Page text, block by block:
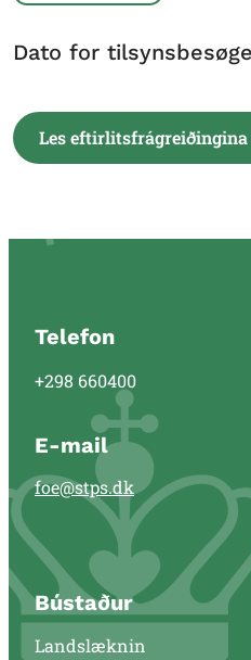
Dato for
Les eftirlitsfrágreiðingina
Telefon
+298 660400
E-mail
foe@stps.dk
Bústaður
Landslæknin